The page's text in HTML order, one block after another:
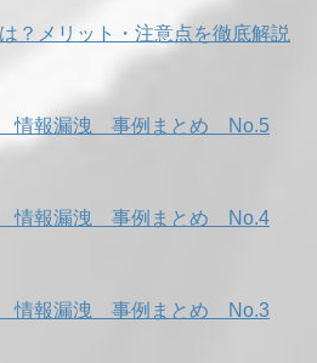
？メリット・注意点を徹底解説
情報漏洩 事例まとめ No.5
情報漏洩 事例まとめ No.4
情報漏洩 事例まとめ No.3